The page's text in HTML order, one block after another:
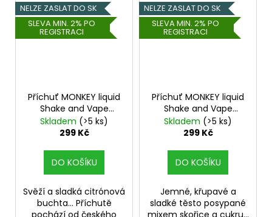
NELZE ZASLAT DO SK
SLEVA MIN. 2% PO
REGISTRACI
Příchuť MONKEY liquid
Shake and Vape
Lemon Lady V2 10ml
Skladem (>5 ks)
299 Kč
DO KOŠÍKU
Svěží a sladká citrónová
buchta... Příchutě
NELZE ZASLAT DO SK
SLEVA MIN. 2% PO
REGISTRACI
Příchuť MONKEY liquid
Shake and Vape
Cindou 10ml
Skladem (>5 ks)
299 Kč
DO KOŠÍKU
Jemné, křupavé a
sladké těsto posypané